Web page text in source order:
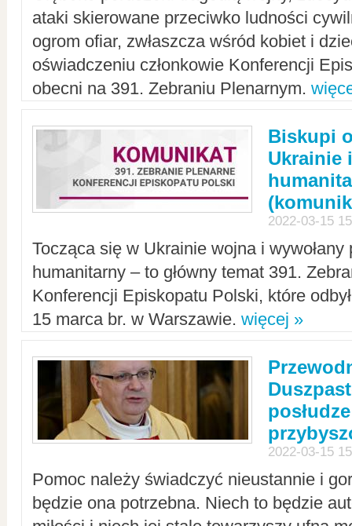
ataki skierowane przeciwko ludności
ogrom ofiar, zwłaszcza wśród kobiet i
oświadczeniu członkowie Konferencji
obecni na 391. Zebraniu Plenarnym.
Biskupi
Ukrainie
2022-03-15
Tocząca się w Ukrainie wojna i
humanitarny – to główny temat 391.
Konferencji Episkopatu Polski, które
15 marca br. w Warszawie. więcej »
2022-03-15
Pomoc należy świadczyć nieustannie i
będzie ona potrzebna. Niech to będzie